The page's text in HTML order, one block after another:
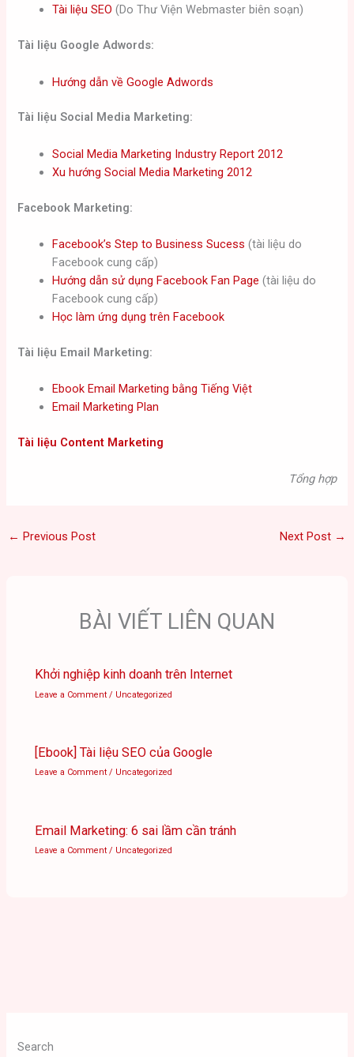
Tài liệu SEO (Do Thư Viện Webmaster biên soạn)
Tài liệu Google Adwords:
Hướng dẫn về Google Adwords
Tài liệu Social Media Marketing:
Social Media Marketing Industry Report 2012
Xu hướng Social Media Marketing 2012
Facebook Marketing:
Facebook’s Step to Business Sucess (tài liệu do
Facebook cung cấp)
Hướng dẫn sử dụng Facebook Fan Page (tài liệu do
Facebook cung cấp)
Học làm ứng dụng trên Facebook
Tài liệu Email Marketing:
Ebook Email Marketing bằng Tiếng Việt
Email Marketing Plan
Tài liệu Content Marketing
Tổng hợp
← Previous Post Next Post →
BÀI VIẾT LIÊN QUAN
Khởi nghiệp kinh doanh trên Internet
Leave a Comment / Uncategorized
[Ebook] Tài liệu SEO của Google
Leave a Comment / Uncategorized
Email Marketing: 6 sai lầm cần tránh
Leave a Comment / Uncategorized
Search